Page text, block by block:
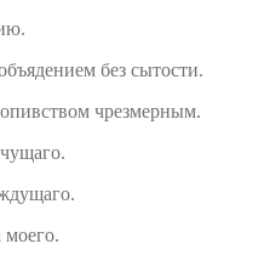
без сытости.
чрезмерным.